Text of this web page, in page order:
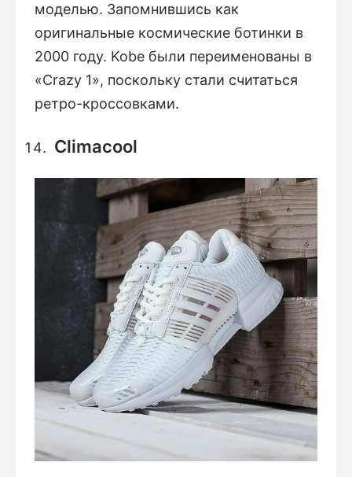
моделью. Запомнившись как
оригинальные космические ботинки в
2000 году. Kobe были переименованы в
«Crazy 1», поскольку стали считаться
ретро-кроссовками.
Climacool